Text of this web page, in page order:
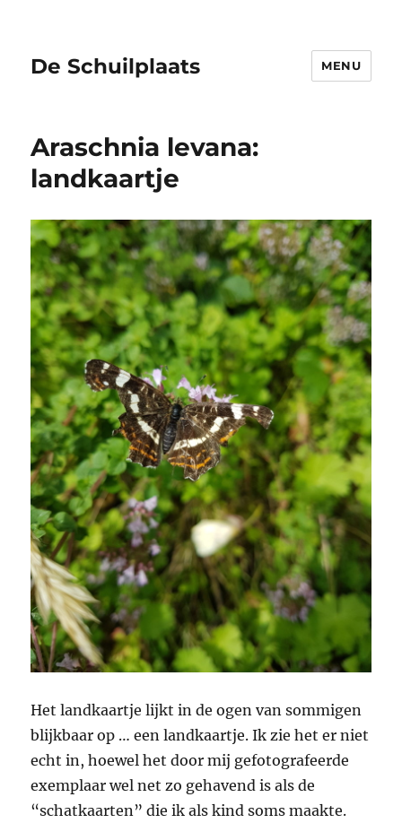
De Schuilplaats MENU
Araschnia levana:
landkaartje
Het landkaartje lijkt in de ogen van sommigen
blijkbaar op … een landkaartje. Ik zie het er niet
echt in, hoewel het door mij gefotografeerde
exemplaar wel net zo gehavend is als de
“schatkaarten” die ik als kind soms maakte.